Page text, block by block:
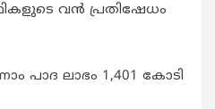
വന്‍ പ്രതിഷേധം
പാദ ലാഭം 1,401 കോടി